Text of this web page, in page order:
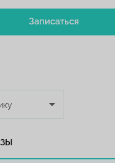
Записаться